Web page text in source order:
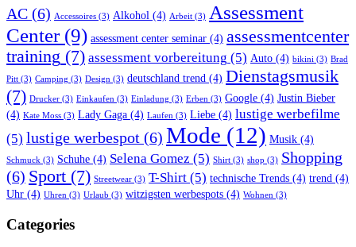
AC (6) Accessoires (3) Alkohol (4) Arbeit (3) Assessment
Center(9) assessment center seminar (4) assessmentcenter
training (7) assessment vorbereitung (5) Auto (4) bikini (3) Brad
Pitt (3) Camping (3) Design (3) deutschland trend (4) Dienstagsmusik
(7) Drucker (3) Einkaufen (3) Einladung (3) Erben (3) Google (4) Justin Bieber
(4) Kate Moss (3) Lady Gaga (4) Laufen (3) Liebe (4) lustige werbefilme
(5) lustige werbespot (6) Mode (12) Musik (4)
Schmuck (3) Schuhe (4) Selena Gomez (5) Shirt (3) shop (3) Shopping
(6) Sport (7) Streetwear (3) T-Shirt (5) technische Trends (4) trend (4)
Uhr (4) Uhren (3) Urlaub (3) witzigsten werbespots (4) Wohnen (3)
Categories